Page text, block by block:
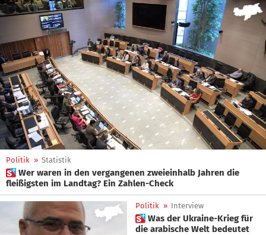
Politik » Statistik
 Wer waren in den vergangenen zweieinhalb Jahren die
fleißigsten im Landtag? Ein Zahlen-Check
Politik » Interview
 Was der Ukraine-Krieg für
die arabische Welt bedeutet